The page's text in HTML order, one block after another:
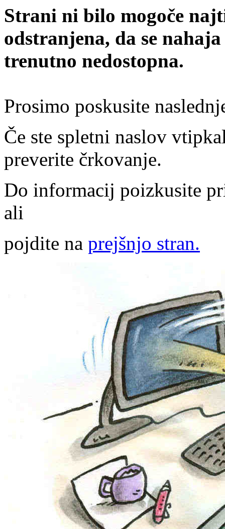
Strani ni bilo mogoče
odstranjena, da se
trenutno nedostopna.
Prosimo poskusite
Če ste spletni naslov
preverite črkovanje.
Do informacij poizkusite
ali
pojdite na prejšnjo stran.